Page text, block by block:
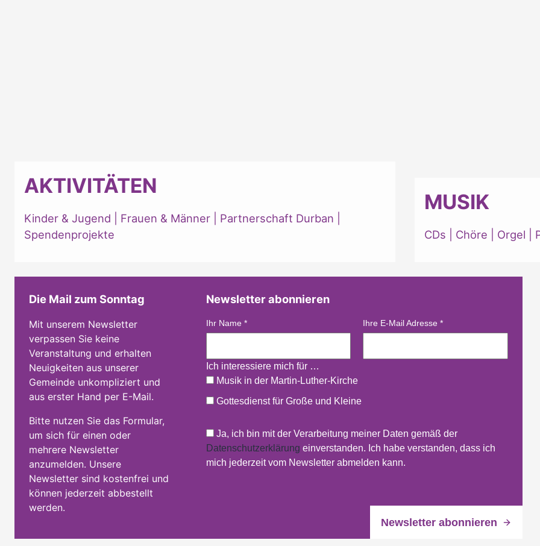
AKTIVITÄTEN
Kinder & Jugend Frauen & Männer Partnerschaft Durban
Spendenprojekte
MUSIK
CDs Chöre Orgel
Die Mail zum Sonntag
Mit unserem Newsletter
verpassen Sie keine
Veranstaltung und erhalten
Neuigkeiten aus unserer
Gemeinde unkompliziert und
aus erster Hand per E-Mail.
Bitte nutzen Sie das Formular,
um sich für einen oder
mehrere Newsletter
anzumelden. Unsere
Newsletter sind kostenfrei und
können jederzeit abbestellt
werden.
Newsletter abonnieren
Ihr Name* Ihre E-Mail Adresse*
Ich interessiere mich für …
Musik in der Martin-Luther-Kirche
Gottesdienst für Große und Kleine
Ja, ich bin mit der Verarbeitung meiner Daten gemäß der
Datenschutzerklärung einverstanden. Ich habe verstanden, dass ich
mich jederzeit vom Newsletter abmelden kann.